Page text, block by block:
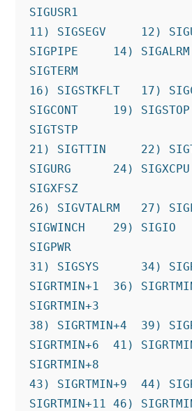
SIGUSR1
11) SIGSEGV     12)
SIGPIPE     14)
SIGTERM
16) SIGSTKFLT   17)
SIGCONT     19)
SIGTSTP
21) SIGTTIN     22)
SIGURG      24)
SIGXFSZ
26) SIGVTALRM   27)
SIGWINCH    29)
SIGPWR
31) SIGSYS      34)
SIGRTMIN+1  36)
SIGRTMIN+3
38) SIGRTMIN+4  39)
SIGRTMIN+6  41)
SIGRTMIN+8
43) SIGRTMIN+9  44)
SIGRTMIN+11 46)